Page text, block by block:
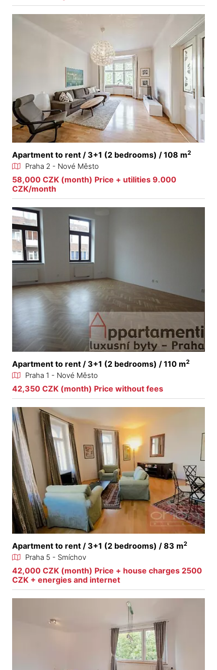
Apartment to rent / 3+1 (2 bedrooms) / 108 m2
Praha 2 - Nové Město
58,000 CZK (month) Price + utilities 9.000
CZK/month
Apartment to rent / 3+1 (2 bedrooms) / 110 m2
Praha 1 - Nové Město
42,350 CZK (month) Price without fees
Apartment to rent / 3+1 (2 bedrooms) / 83 m2
Praha 5 - Smíchov
42,000 CZK (month) Price + house charges 2500
CZK + energies and internet